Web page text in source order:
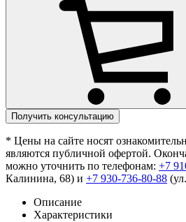
Получить консультацию
* Цены на сайте носят
являются публичной офертой.
можно уточнить по телефонам: +7
Калинина, 68) и +7 930-736-80-88
Описание
Характеристики